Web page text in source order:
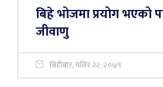
बिहे भोजमा प्रयोग भएको
जीवाणु
बिहीबार, मंसिर २२, २०७९